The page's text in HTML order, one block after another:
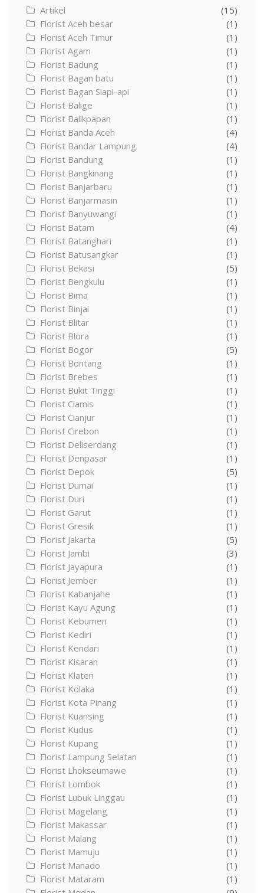
Artikel
(15)
Florist Aceh besar
(1)
Florist Aceh Timur
(1)
Florist Agam
(1)
Florist Badung
(1)
Florist Bagan batu
(1)
Florist Bagan Siapi-api
(1)
Florist Balige
(1)
Florist Balikpapan
(1)
Florist Banda Aceh
(4)
Florist Bandar Lampung
(4)
Florist Bandung
(1)
Florist Bangkinang
(1)
Florist Banjarbaru
(1)
Florist Banjarmasin
(1)
Florist Banyuwangi
(1)
Florist Batam
(4)
Florist Batanghari
(1)
Florist Batusangkar
(1)
Florist Bekasi
(5)
Florist Bengkulu
(1)
Florist Bima
(1)
Florist Binjai
(1)
Florist Blitar
(1)
Florist Blora
(1)
Florist Bogor
(5)
Florist Bontang
(1)
Florist Brebes
(1)
Florist Bukit Tinggi
(1)
Florist Ciamis
(1)
Florist Cianjur
(1)
Florist Cirebon
(1)
Florist Deliserdang
(1)
Florist Denpasar
(1)
Florist Depok
(5)
Florist Dumai
(1)
Florist Duri
(1)
Florist Garut
(1)
Florist Gresik
(1)
Florist Jakarta
(5)
Florist Jambi
(3)
Florist Jayapura
(1)
Florist Jember
(1)
Florist Kabanjahe
(1)
Florist Kayu Agung
(1)
Florist Kebumen
(1)
Florist Kediri
(1)
Florist Kendari
(1)
Florist Kisaran
(1)
Florist Klaten
(1)
Florist Kolaka
(1)
Florist Kota Pinang
(1)
Florist Kuansing
(1)
Florist Kudus
(1)
Florist Kupang
(1)
Florist Lampung Selatan
(1)
Florist Lhokseumawe
(1)
Florist Lombok
(1)
Florist Lubuk Linggau
(1)
Florist Magelang
(1)
Florist Makassar
(1)
Florist Malang
(1)
Florist Mamuju
(1)
Florist Manado
(1)
Florist Mataram
(1)